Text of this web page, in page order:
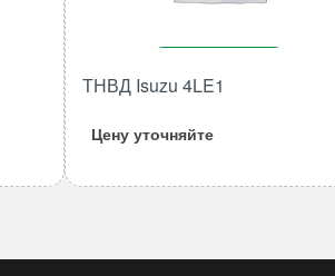
Isuzu
ТНВД Isuzu 4LE1
Цену уточняйте